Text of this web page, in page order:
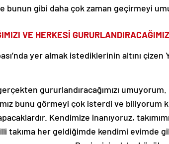
bunun gibi daha çok zaman geçirmeyi
VE HERKESİ
yer almak istediklerinin altını çizen
gururlandıracağımızı
bunu görmeyi çok isterdi ve biliyorum
Kendimize inanıyoruz,
takıma her geldiğimde kendimi evimde